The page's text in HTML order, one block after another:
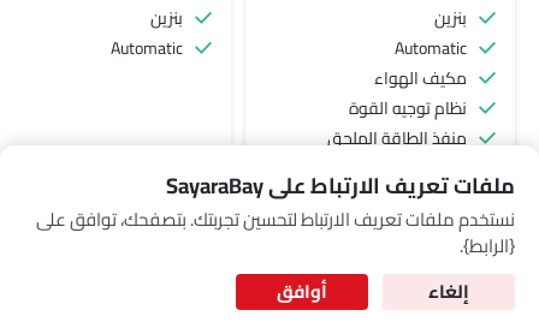
بنزين
Automatic
مكيف الهواء
نظام توجيه القوة
منفذ الطاقة الملحق
اتصال بلوتوث
التحكم التلقائي في المناخ
سيطرة على جودة الهواء
نوافذ كهربائية خلفية
ضوء تحذير منخفض من الوقود
شاهد المزيد
بنزين
Automatic
ملفات تعريف الارتباط على SayaraBay
نستخدم ملفات تعريف الارتباط لتحسين تجربتك. بتصفحك، توافق على
{الرابط}.
إلغاء
أوافق
for Better Experience & Regular updates